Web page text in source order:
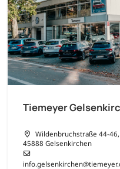
Tiemeyer
Wildenbruchstraße 44-46,
45888 Gelsenkirchen